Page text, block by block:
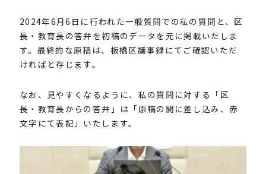
2024年6月6日に行われた一般質問での私の質問と、区
長・教育長の答弁を初稿のデータを元に掲載いたしま
す。最終的な原稿は、板橋区議事録にてご確認いただ
ければと存じます。
なお、見やすくなるように、私の質問に対する「区
長・教育長からの答弁」は「原稿の間に差し込み、赤
文字にて表記」いたします。